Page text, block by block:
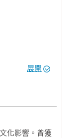
展開
化影響。曾獲